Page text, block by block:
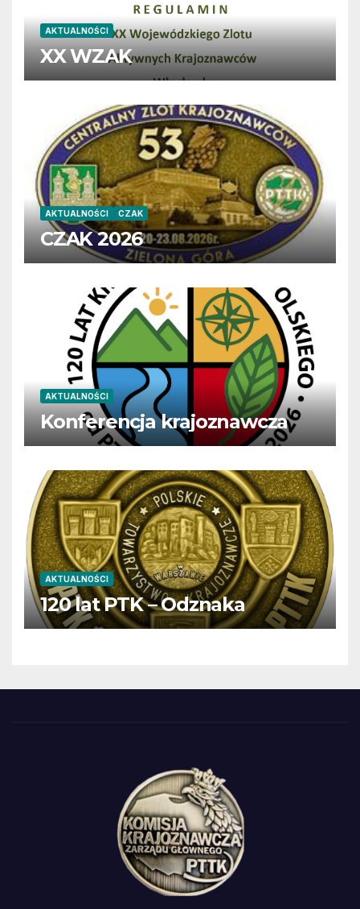
AKTUALNOŚCI
XX WZAK
AKTUALNOŚCI CZAK
CZAK 2026
AKTUALNOŚCI
Konferencja krajoznawcza
AKTUALNOŚCI
120 lat PTK – Odznaka